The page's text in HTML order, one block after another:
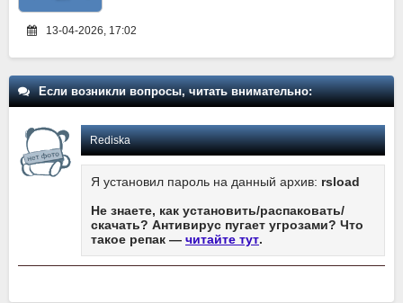
13-04-2026, 17:02
Если возникли вопросы, читать внимательно:
Rediska
Я установил пароль на данный архив: rsload
Не знаете, как установить/распаковать/
скачать? Антивирус пугает угрозами? Что
такое репак — читайте тут.